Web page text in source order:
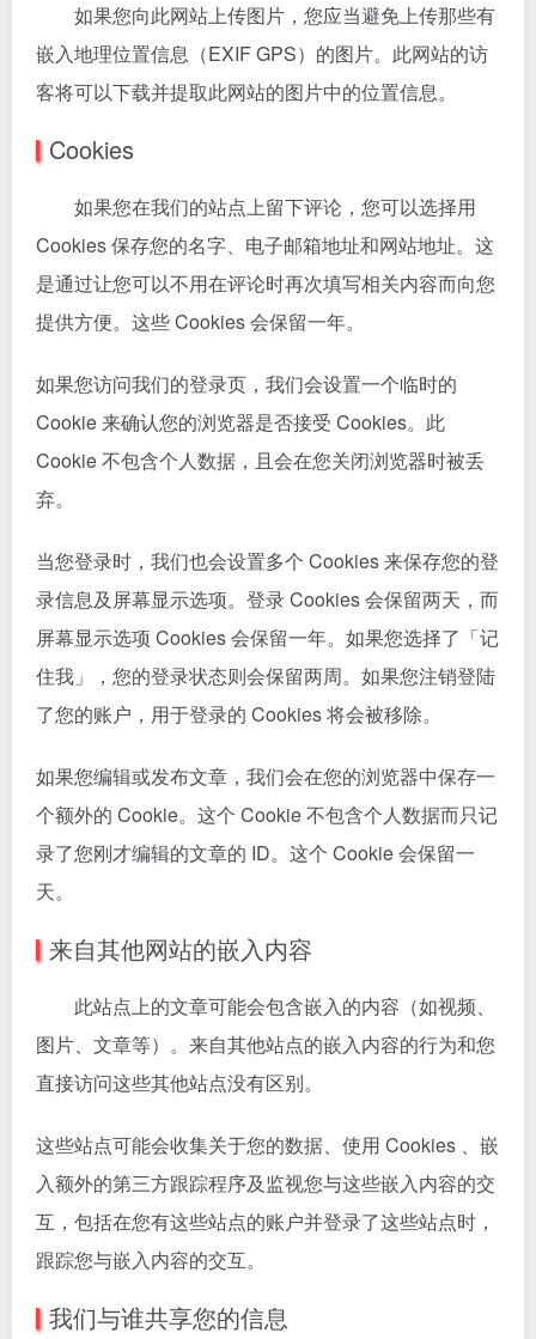
如果您向此网站上传图片，您应当避免上传那些有
嵌入地理位置信息（EXIF GPS）的图片。此网站的访
客将可以下载并提取此网站的图片中的位置信息。
Cookies
如果您在我们的站点上留下评论，您可以选择用
Cookies 保存您的名字、电子邮箱地址和网站地址。这
是通过让您可以不用在评论时再次填写相关内容而向您
提供方便。这些 Cookies 会保留一年。
如果您访问我们的登录页，我们会设置一个临时的
Cookie 来确认您的浏览器是否接受 Cookies。此
Cookie 不包含个人数据，且会在您关闭浏览器时被丢
弃。
当您登录时，我们也会设置多个 Cookies 来保存您的登
录信息及屏幕显示选项。登录 Cookies 会保留两天，而
屏幕显示选项 Cookies 会保留一年。如果您选择了「记
住我」，您的登录状态则会保留两周。如果您注销登陆
了您的账户，用于登录的 Cookies 将会被移除。
如果您编辑或发布文章，我们会在您的浏览器中保存一
个额外的 Cookie。这个 Cookie 不包含个人数据而只记
录了您刚才编辑的文章的 ID。这个 Cookie 会保留一
天。
来自其他网站的嵌入内容
此站点上的文章可能会包含嵌入的内容（如视频、
图片、文章等）。来自其他站点的嵌入内容的行为和您
直接访问这些其他站点没有区别。
这些站点可能会收集关于您的数据、使用 Cookies 、嵌
入额外的第三方跟踪程序及监视您与这些嵌入内容的交
互，包括在您有这些站点的账户并登录了这些站点时，
跟踪您与嵌入内容的交互。
我们与谁共享您的信息